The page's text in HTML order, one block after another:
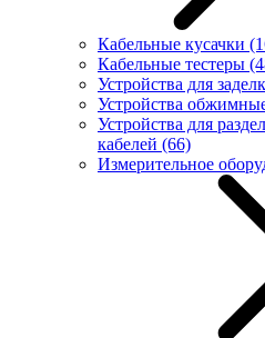
Кабельные кусачки
Кабельные тестеры
Устройства для
Устройства
Устройства для
кабелей (66)
Измерительное